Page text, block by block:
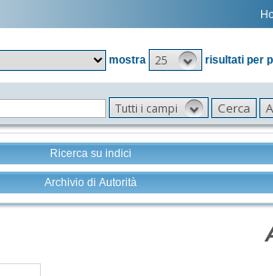
mostra
25 risultati per
Tutti i campi
Ricerca su indici
Archivio di Autorità